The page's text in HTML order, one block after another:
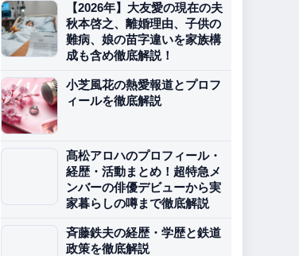
【2026年】大友愛の現在の夫
秋本啓之、離婚理由、子供の
難病、娘の苗字違いを家族構
成も含め徹底解説！
小芝風花の熱愛報道とプロフ
ィールを徹底解説
髙松アロハのプロフィール・
経歴・活動まとめ！超特急メ
ンバーの俳優デビューから実
家暮らしの噂まで徹底解説
斉藤鉄夫の経歴・学歴と鉄道
政策を徹底解説